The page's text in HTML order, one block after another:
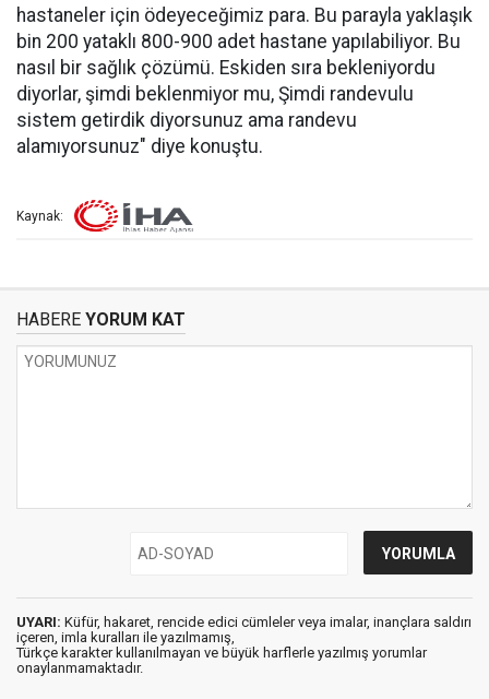
hastaneler için ödeyeceğimiz para. Bu parayla yaklaşık
bin 200 yataklı 800-900 adet hastane yapılabiliyor. Bu
nasıl bir sağlık çözümü. Eskiden sıra bekleniyordu
diyorlar, şimdi beklenmiyor mu, Şimdi randevulu
sistem getirdik diyorsunuz ama randevu
alamıyorsunuz" diye konuştu.
Kaynak:
HABERE YORUM KAT
UYARI: Küfür, hakaret, rencide edici cümleler veya imalar, inançlara saldırı
içeren, imla kuralları ile yazılmamış,
Türkçe karakter kullanılmayan ve büyük harflerle yazılmış yorumlar
onaylanmamaktadır.